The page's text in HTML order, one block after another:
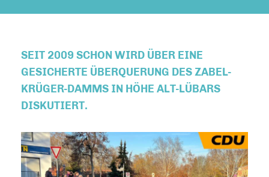
SEIT 2009 SCHON WIRD ÜBER EINE
GESICHERTE ÜBERQUERUNG DES ZABEL-
KRÜGER-DAMMS IN HÖHE ALT-LÜBARS
DISKUTIERT.